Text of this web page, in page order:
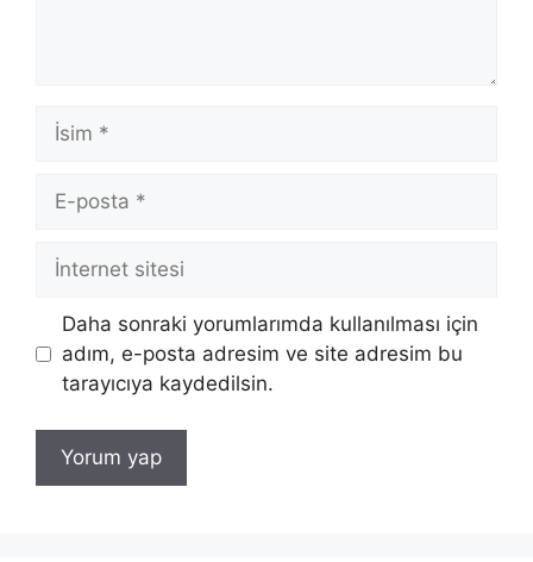
İsim
posta
İnternet
Daha sonraki yorumlarımda kullanılması için
adım, e-posta adresim ve site adresim bu
tarayıcıya kaydedilsin.